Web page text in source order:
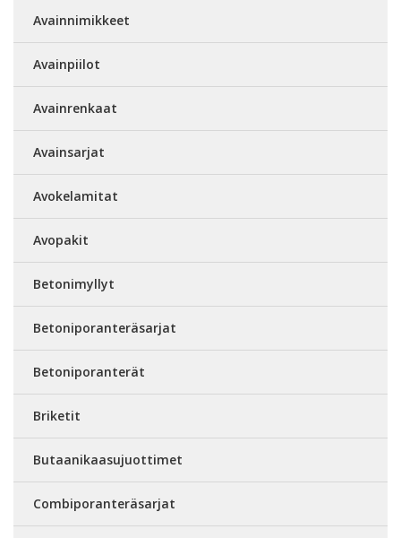
Avainnimikkeet
Avainpiilot
Avainrenkaat
Avainsarjat
Avokelamitat
Avopakit
Betonimyllyt
Betoniporanteräsarjat
Betoniporanterät
Briketit
Butaanikaasujuottimet
Combiporanteräsarjat